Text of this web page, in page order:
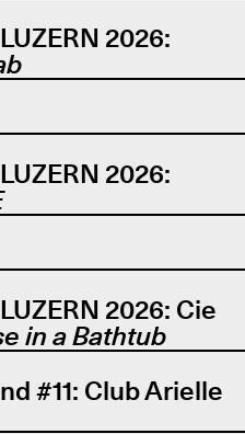
2026:
2026:
2026: Cie
in a Bathtub
#11: Club Arielle